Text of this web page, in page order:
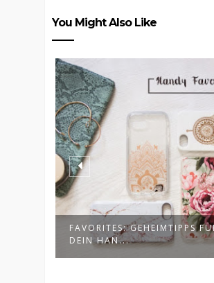
You Might Also Like
FAVORITES: GEHEIMTIPPS
DEIN HAN...